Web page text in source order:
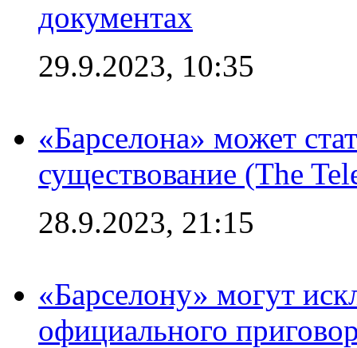
документах
29.9.2023, 10:35
«Барселона» может
существование (The
28.9.2023, 21:15
«Барселону» могут
официального